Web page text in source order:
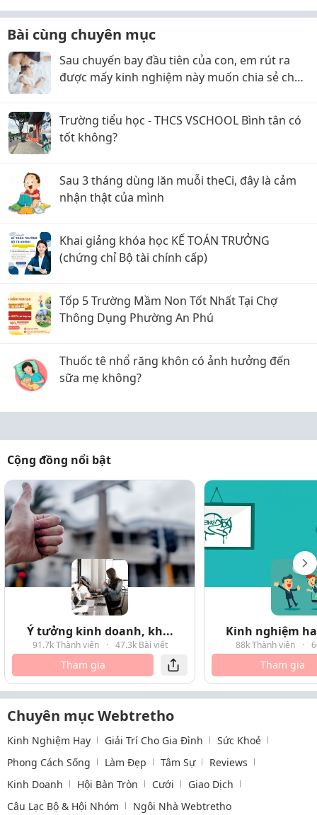
Bài cùng chuyên mục
Sau chuyến bay đầu tiên của con, em rút ra
được mấy kinh nghiệm này muốn chia sẻ cho
Trường tiểu học - THCS VSCHOOL Bình tân có
tốt không?
Sau 3 tháng dùng lăn muỗi theCi, đây là cảm
nhận thật của mình
Khai giảng khóa học KẾ TOÁN TRƯỞNG
(chứng chỉ Bộ tài chính cấp)
Tốp 5 Trường Mầm Non Tốt Nhất Tại Chợ
Thông Dụng Phường An Phú
Thuốc tê nhổ răng khôn có ảnh hưởng đến
sữa mẹ không?
Cộng đồng nổi bật
Ý tưởng kinh doanh, kh...
91.7k Thành viên · 47.3k Bài viết
Tham gia
Kinh nghiệm
88k Thành viên ·
Tham gia
Chuyên mục Webtretho
Kinh Nghiệm Hay Giải Trí Cho Gia Đình
Sức Khoẻ
Phong Cách Sống
Làm Đẹp Tâm Sự
Reviews
Kinh Doanh
Hội Bàn Tròn Cưới
Giao Dịch
Câu Lạc Bộ & Hội Nhóm
Ngôi Nhà Webtretho